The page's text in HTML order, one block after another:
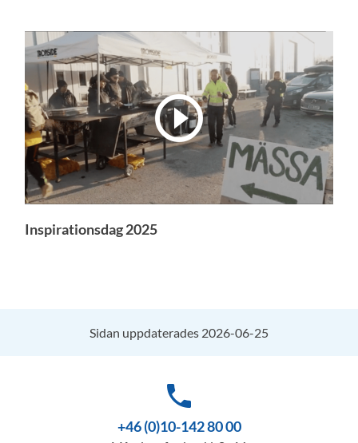
Inspirationsdag 2025
Sidan uppdaterades 2026-06-25
phone
+46 (0)10-142 80 00